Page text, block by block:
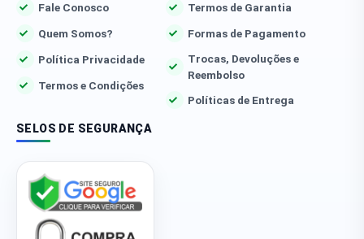
Fale Conosco
Quem Somos?
Política Privacidade
Termos e Condições
Termos de Garantia
Formas de Pagamento
Trocas, Devoluções e
Reembolso
Políticas de Entrega
SELOS DE SEGURANÇA